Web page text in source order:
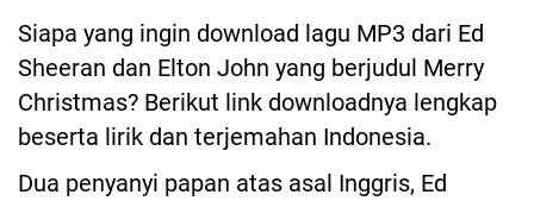
Siapa yang ingin download lagu MP3 dari Ed
Sheeran dan Elton John yang berjudul Merry
Christmas? Berikut link downloadnya lengkap
beserta lirik dan terjemahan Indonesia.
Dua penyanyi papan atas asal Inggris, Ed